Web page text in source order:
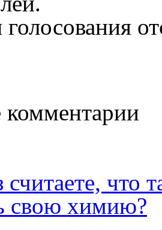
голосования
считаете, что
свою химию?